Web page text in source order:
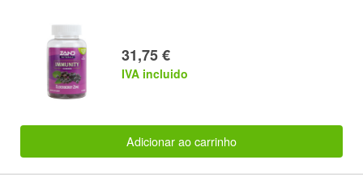
31,75 €
IVA incluido
Adicionar ao carrinho